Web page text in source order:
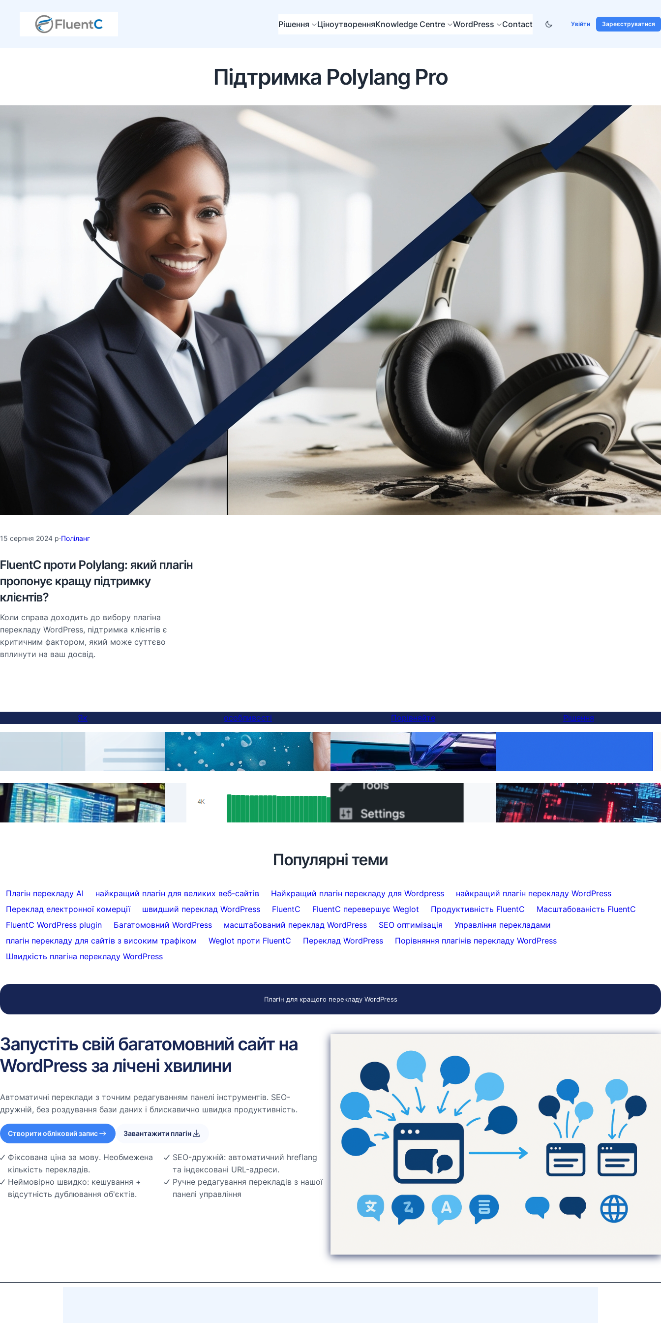
Рішення ЦіноутворенняKnowledge Centre WordPress Contact Увійти Зареєструватися
Підтримка Polylang Pro
15 серпня 2024 р·Поліланг
FluentC проти Polylang: який плагін
пропонує кращу підтримку
клієнтів?
Коли справа доходить до вибору плагіна
перекладу WordPress, підтримка клієнтів є
критичним фактором, який може суттєво
вплинути на ваш досвід.
Як
Як додати перемикач мов на сайти з
Пропустити переклади для конкретного
вмісту з FluentC
особливості
AI Переклади
Real SEO Results: How FluentC’s Hreflang
Порівняйте
Нарешті, краща альтернатива Weglot — і
ви можете переключитися за 5 хвилин
5 хвилин
Рішення
Effortless Website Translation for Clients
Популярні теми
Плагін перекладу AI найкращий плагін для великих веб-сайтів Найкращий плагін перекладу для Wordpress
найкращий плагін перекладу WordPress
Переклад електронної комерції
швидший переклад WordPress FluentC FluentC перевершує Weglot Продуктивність FluentC
Масштабованість FluentC
FluentC WordPress plugin
Багатомовний WordPress масштабований переклад WordPress SEO оптимізація
Управління перекладами
плагін перекладу для сайтів з високим трафіком
Weglot проти FluentC Переклад WordPress
Порівняння плагінів перекладу WordPress
Швидкість плагіна перекладу WordPress
Плагін для кращого перекладу WordPress
Запустіть свій багатомовний сайт на
WordPress за лічені хвилини
Автоматичні переклади з точним редагуванням панелі інструментів. SEO-
дружній, без роздування бази даних і блискавично швидка продуктивність.
Створити обліковий запис Завантажити плагін
Фіксована ціна за мову. Необмежена
кількість перекладів.
Неймовірно швидко: кешування +
відсутність дублювання об'єктів.
SEO-дружній: автоматичний hreflang
та індексовані URL-адреси.
Ручне редагування перекладів з нашої
панелі управління